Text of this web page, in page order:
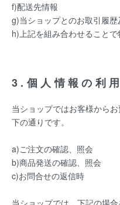
f)配送先情報
g)当ショップとのお取引履
h)上記を組み合わせること
3.個人情報の利用
当ショップではお客様から
下の通りです。
a)ご注文の確認、照会
b)商品発送の確認、照会
c)お問合せの返信時
当ショップでは、下記の場